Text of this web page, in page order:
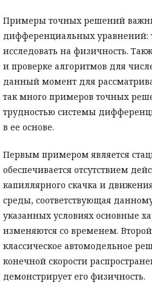
Примеры точных решений
дифференциальных уравнений:
исследовать на физичность.
и проверке алгоритмов для
данный момент для
так много примеров точных
трудностью системы
в ее основе.
Первым примером является
обеспечивается отсутствием
капиллярного скачка и
среды, соответствующая
указанных условиях основные
изменяются со временем.
классическое автомодельное
конечной скорости
демонстрирует его физичность.